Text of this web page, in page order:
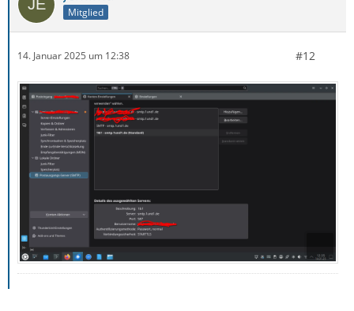
Mitglied
14. Januar 2025 um 12:38 #12